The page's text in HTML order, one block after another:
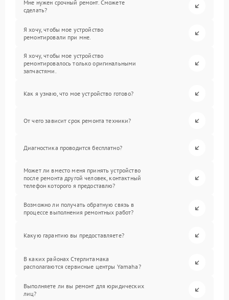
Мне нужен срочный ремонт. Сможете
сделать?
Я хочу, чтобы мое устройство
ремонтировали при мне.
Я хочу, чтобы мое устройство
ремонтировалось только оригинальными
запчастями.
Как я узнаю, что мое устройство готово?
От чего зависит срок ремонта техники?
Диагностика проводится бесплатно?
Может ли вместо меня принять устройство
после ремонта другой человек, контактный
телефон которого я предоставлю?
Возможно ли получать обратную связь в
процессе выполнения ремонтных работ?
Какую гарантию вы предоставляете?
В каких районах Стерлитамака
располагаются сервисные центры Yamaha?
Выполняете ли вы ремонт для юридических
лиц?